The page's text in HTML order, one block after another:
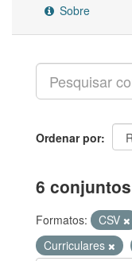
Sobre
Ordenar por
6
Formatos: CSV
Curriculares